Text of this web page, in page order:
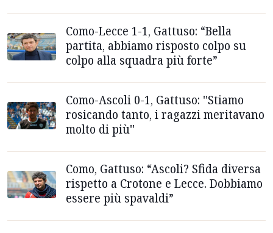
Como-Lecce 1-1, Gattuso: “Bella
partita, abbiamo risposto colpo su
colpo alla squadra più forte”
Como-Ascoli 0-1, Gattuso: ''Stiamo
rosicando tanto, i ragazzi meritavano
molto di più''
Como, Gattuso: “Ascoli? Sfida diversa
rispetto a Crotone e Lecce. Dobbiamo
essere più spavaldi”